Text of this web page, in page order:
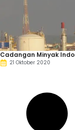
Cadangan Minyak
21 Oktober 2020